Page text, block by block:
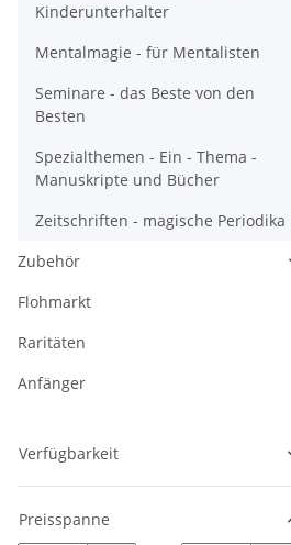
Kinderunterhalter
Mentalmagie - für Mentalisten
Seminare - das Beste von den
Besten
Spezialthemen - Ein - Thema -
Manuskripte und Bücher
Zeitschriften - magische Periodika
Zubehör
Flohmarkt
Raritäten
Anfänger
Verfügbarkeit
Preisspanne